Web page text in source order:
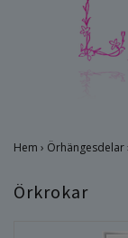
Hem › Örhängesdelar
Örkrokar